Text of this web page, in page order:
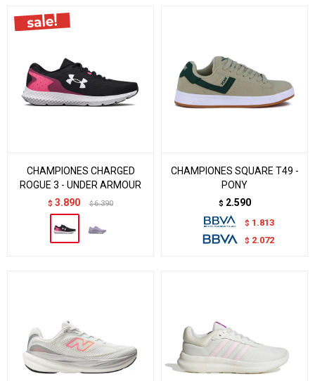
CHAMPIONES CHARGED
ROGUE 3 - UNDER ARMOUR
$ 3.890 $ 6.390
CHAMPIONES SQUARE T49 -
PONY
$ 2.590
$ 1.813
$ 2.072